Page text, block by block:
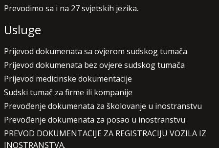
Prevodimo sa i na 27 svjetskih jezika.
Usluge
Prijevod dokumenata sa ovjerom sudskog tumača
Prijevod dokumenata bez ovjere sudskog tumača
Prijevod medicinske dokumentacije
Sudski tumač za firme ili kompanije
Prevođenje dokumenata za školovanje u inostranstvu
Prevođenje dokumenata za posao u inostranstvu
PREVOD DOKUMENTACIJE ZA REGISTRACIJU VOZILA IZ
INOSTRANSTVA.